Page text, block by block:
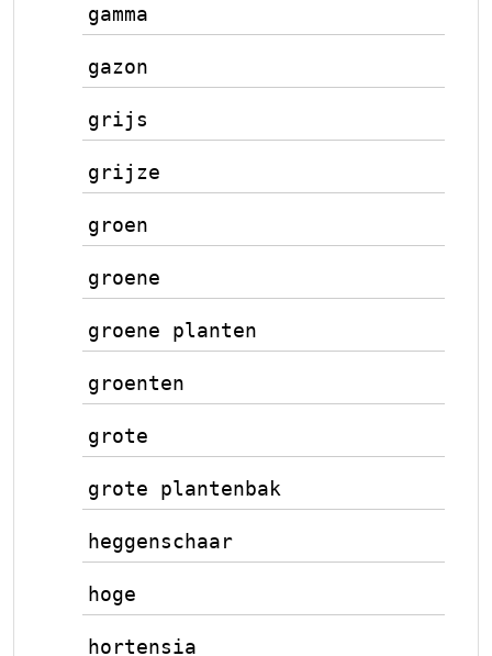
gamma
gazon
grijs
grijze
groen
groene
groene planten
groenten
grote
grote plantenbak
heggenschaar
hoge
hortensia